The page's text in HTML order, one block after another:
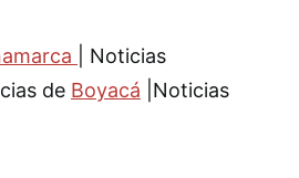
| Noticias
de Boyacá |Noticias